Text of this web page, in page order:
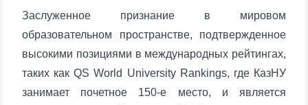
Заслуженное признание в мировом
образовательном пространстве, подтвержденное
высокими позициями в международных рейтингах,
таких как QS World University Rankings, где КазНУ
занимает почетное 150-е место, и является